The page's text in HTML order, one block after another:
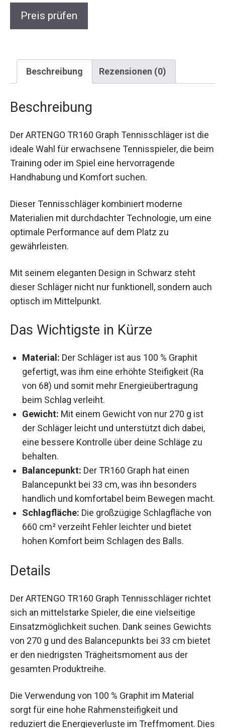
Beschreibung Rezensionen (0)
Beschreibung
die ideale Wahl für erwachsene Tennisspieler, die
beim Training oder im Spiel eine hervorragende
Handhabung und Komfort suchen.
Materialien mit durchdachter Technologie, um
eine optimale Performance auf dem Platz zu
gewährleisten.
dieser Schläger nicht nur funktionell, sondern
auch optisch im Mittelpunkt.
Das Wichtigste in Kürze
gefertigt, was ihm eine erhöhte Steifigkeit (Ra
von 68) und somit mehr Energieübertragung
beim Schlag verleiht.
Gewicht:Mit einem Gewicht von nur 270 g ist
der Schläger leicht und unterstützt dich dabei,
eine bessere Kontrolle über deine Schläge zu
behalten.
Balancepunkt:
Balancepunkt bei 33 cm, was ihn besonders
handlich und komfortabel beim Bewegen
macht.
Schlagfläche: Die großzügige Schlagfläche
von 660 cm² verzeiht Fehler leichter und
bietet hohen Komfort beim Schlagen des
Details
Der ARTENGO TR160 Graph Tennisschläger
richtet sich an mittelstarke Spieler, die eine
vielseitige Einsatzmöglichkeit suchen. Dank
seines Gewichts von 270 g und des
Balancepunkts bei 33 cm bietet er den
niedrigsten Trägheitsmoment aus der gesamten
Produktreihe.